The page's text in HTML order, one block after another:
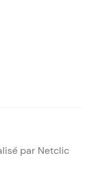
par Netclic